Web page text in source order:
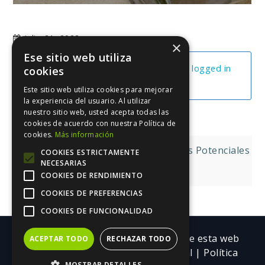
julio 21, 2022
You cannot view this unit as you're not logged in
Navegación
de
entradas
Facebook II Campaña De Clientes Potenciales
¡Frenos Cero!
Copyright ©| Todos los contenidos de esta web
pertenecen a Trebolarium.Aviso legal | Política
×
Ese sitio web utiliza
cookies
Este sitio web utiliza cookies para mejorar
la experiencia del usuario. Al utilizar
nuestro sitio web, usted acepta todas las
cookies de acuerdo con nuestra Política de
cookies. Más información
COOKIES ESTRICTAMENTE
NECESARIAS
COOKIES DE RENDIMIENTO
COOKIES DE PREFERENCIAS
COOKIES DE FUNCIONALIDAD
ACEPTAR TODO RECHAZAR TODO